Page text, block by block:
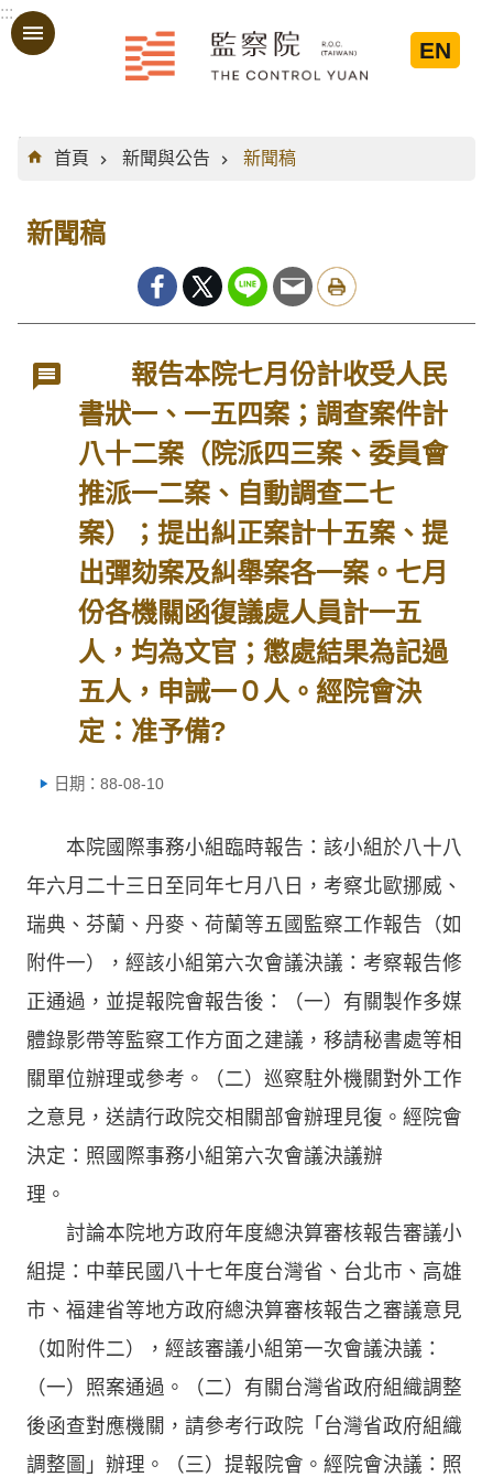
跳到主要內容區塊
:::
EN
:::
首頁
新聞與公告 新聞稿
新聞稿
報告本院七月份計收受人民
書狀一、一五四案；調查案件計
八十二案（院派四三案、委員會
推派一二案、自動調查二七
案）；提出糾正案計十五案、提
出彈劾案及糾舉案各一案。七月
份各機關函復議處人員計一五
人，均為文官；懲處結果為記過
五人，申誡一０人。經院會決
定：准予備?
日期：88-08-10
本院國際事務小組臨時報告：該小組於八十八
年六月二十三日至同年七月八日，考察北歐挪威、
瑞典、芬蘭、丹麥、荷蘭等五國監察工作報告（如
附件一），經該小組第六次會議決議：考察報告修
正通過，並提報院會報告後：（一）有關製作多媒
體錄影帶等監察工作方面之建議，移請秘書處等相
關單位辦理或參考。（二）巡察駐外機關對外工作
之意見，送請行政院交相關部會辦理見復。經院會
決定：照國際事務小組第六次會議決議辦
理
討論本院地方政府年度總決算審核報告審議小
組提：中華民國八十七年度台灣省、台北市、高雄
市、福建省等地方政府總決算審核報告之審議意見
（如附件二），經該審議小組第一次會議決議：
（一）照案通過。（二）有關台灣省政府組織調整
後函查對應機關，請參考行政院「台灣省政府組織
調整圖」辦理。（三）提報院會。經院會決議：照